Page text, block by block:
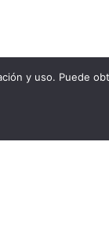
y uso. Puede